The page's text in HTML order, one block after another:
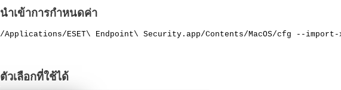
นำเข้าการกำหนดค่า
/Applications/ESET\ Endpoint\ Security.app/Contents/MacOS/cfg --import-
ตัวเลือกที่ใช้ได้